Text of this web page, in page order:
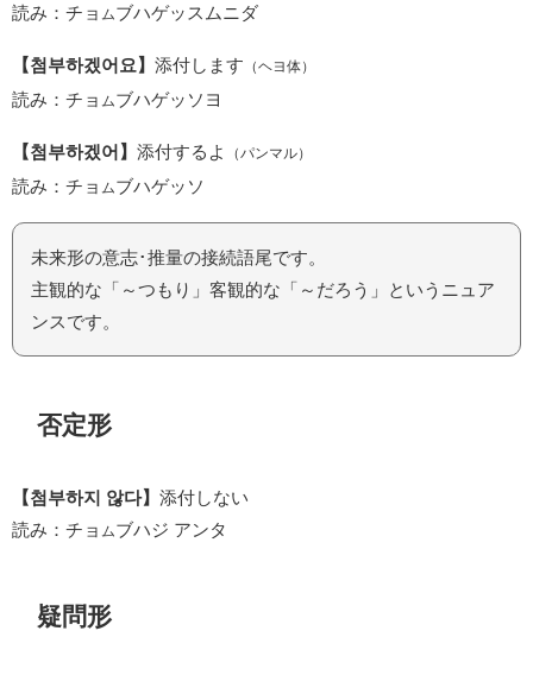
読み：チョ ムブハゲッスムニダ
【첨부하겠어요】 添付します （ヘヨ体）
読み：チョ ムブハゲッソヨ
【첨부하겠어】 添付するよ （パンマル）
読み：チョ ムブハゲッソ
未来形の意志･推量の接続語尾です。
主観的な「～つもり」客観的な「～だろう」というニュア
ンスです。
否定形
【첨부하지 않다】 添付しない
読み：チョ ムブハジ アンタ
疑問形